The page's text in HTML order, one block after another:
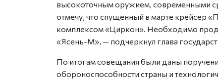
высокоточным оружием, современными
отмечу, что спущенный в марте крейсер
комплексом «Циркон». Необходимо
«Ясень-М», — подчеркнул глава
По итогам совещания были даны
обороноспособности страны и